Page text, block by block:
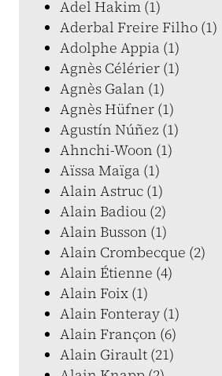
Adel Hakim (1)
Aderbal Freire Filho (1)
Adolphe Appia (1)
Agnès Célérier (1)
Agnès Galan (1)
Agnès Hüfner (1)
Agustín Núñez (1)
Ahnchi-Woon (1)
Aïssa Maïga (1)
Alain Astruc (1)
Alain Badiou (2)
Alain Busson (1)
Alain Crombecque (2)
Alain Étienne (4)
Alain Foix (1)
Alain Fonteray (1)
Alain Françon (6)
Alain Girault (21)